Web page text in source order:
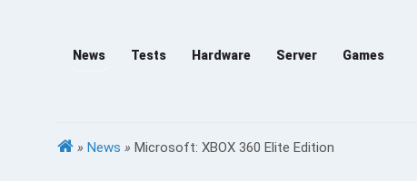
News Tests Hardware Server Games
» News » Microsoft: XBOX 360 Elite Edition